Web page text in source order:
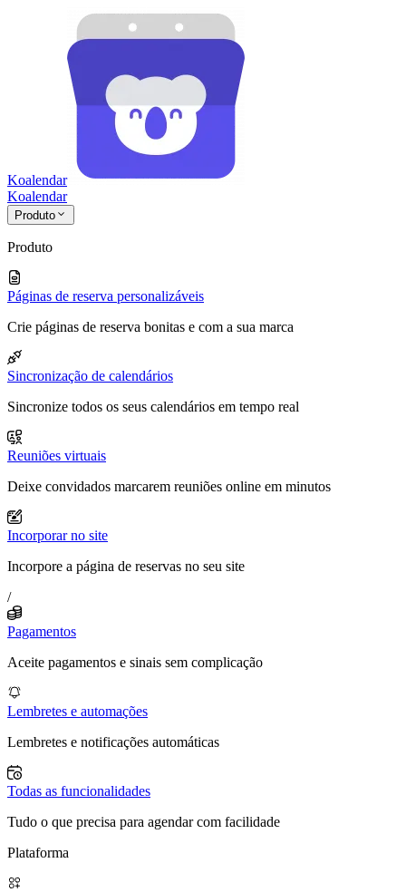
Koalendar
Koalendar
Produto
Produto
Páginas de reserva personalizáveis
Crie páginas de reserva bonitas e com a sua marca
Sincronização de calendários
Sincronize todos os seus calendários em tempo real
Reuniões virtuais
Deixe convidados marcarem reuniões online em minutos
Incorporar no site
Incorpore a página de reservas no seu site
/
Pagamentos
Aceite pagamentos e sinais sem complicação
Lembretes e automações
Lembretes e notificações automáticas
Todas as funcionalidades
Tudo o que precisa para agendar com facilidade
Plataforma